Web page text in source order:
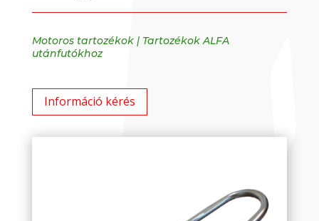
Motoros tartozékok| Tartozékok ALFA
utánfutókhoz
Információ kérés